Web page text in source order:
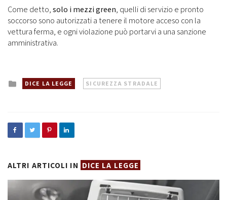
Come detto,solo i mezzi green, quelli di servizio e pronto
soccorso sono autorizzati a tenere il motore acceso con la
vettura ferma, e ogni violazione può portarvi a una sanzione
amministrativa.
Posted
in
DICE LA LEGGE SICUREZZA STRADALE
ALTRI ARTICOLI IN DICE LA LEGGE